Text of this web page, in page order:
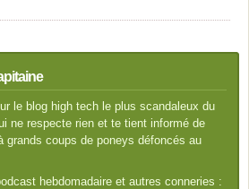
le blog high tech le plus scandaleux du
ne respecte rien et te tient informé de
grands coups de poneys défoncés au
hebdomadaire et autres conneries :